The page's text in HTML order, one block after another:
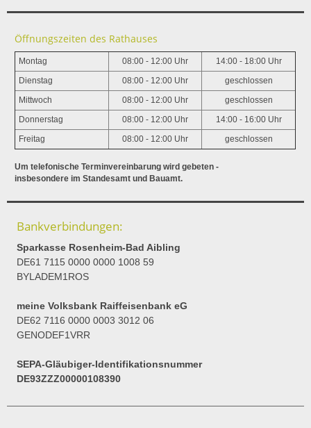
Öffnungszeiten des Rathauses
Montag 08:00 - 12:00 Uhr 14:00 - 18:00 Uhr
Dienstag 08:00 - 12:00 Uhr geschlossen
Mittwoch 08:00 - 12:00 Uhr geschlossen
Donnerstag 08:00 - 12:00 Uhr 14:00 - 16:00 Uhr
Freitag 08:00 - 12:00 Uhr geschlossen
Um telefonische Terminvereinbarung wird gebeten -
insbesondere im Standesamt und Bauamt.
Bankverbindungen:
Sparkasse Rosenheim-Bad Aibling
DE61 7115 0000 0000 1008 59
BYLADEM1ROS
meine Volksbank Raiffeisenbank eG
DE62 7116 0000 0003 3012 06
GENODEF1VRR
SEPA-Gläubiger-Identifikationsnummer
DE93ZZZ00000108390